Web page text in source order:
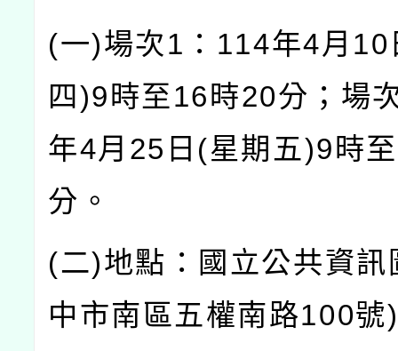
(一)場次1 ： 114年4月 10
四 )9 時至16 時20分；場
年4月 25 日 (星期五)9 時至
分。
(二)地點：國立公共資訊
中市南區五權南路100號